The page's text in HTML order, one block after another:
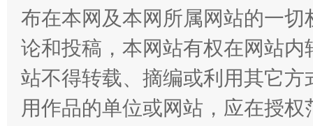
布在本网及本网所属网站的一
论和投稿，本网站有权在网站
站不得转载、摘编或利用其它
用作品的单位或网站，应在授